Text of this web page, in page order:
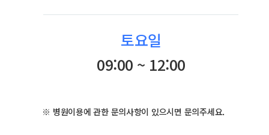
토요일
09:00 ~ 12:00
※ 병원이용에 관한 문의사항이 있으시면 문의주세요.